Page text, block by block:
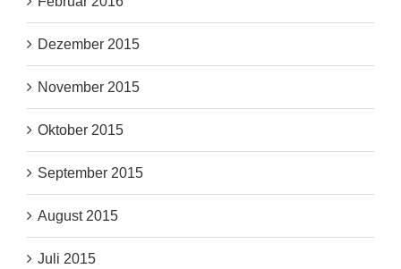
Dezember 2015
November 2015
Oktober 2015
September 2015
August 2015
Juli 2015